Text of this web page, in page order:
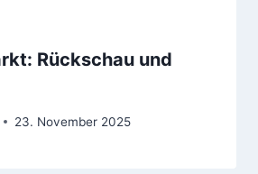
Rückschau und
23. November 2025